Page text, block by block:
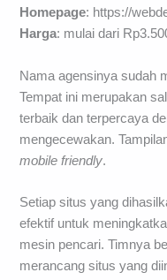
Homepage: https://
Harga: mulai dari
Nama agensinya sudah
Tempat ini merupakan
terbaik dan terpercaya
mengecewakan.
mobile friendly.
Setiap situs yang
efektif untuk
mesin pencari. Timnya
merancang situs yang